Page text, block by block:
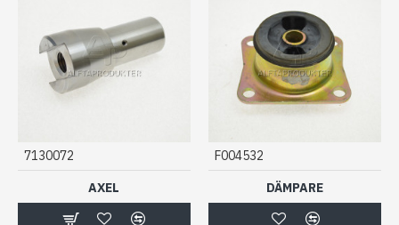
7130072
AXEL
F004532
DÄMPARE